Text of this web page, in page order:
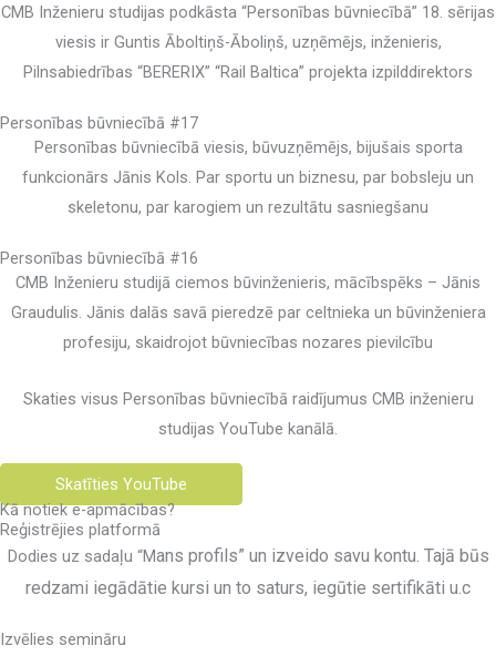
CMB Inženieru studijas podkāsta “Personības būvniecībā” 18. sērijas
viesis ir Guntis Āboltiņš-Āboliņš, uzņēmējs, inženieris,
Pilnsabiedrības “BERERIX” “Rail Baltica” projekta izpilddirektors
Personības būvniecībā #17
Personības būvniecībā viesis, būvuzņēmējs, bijušais sporta
funkcionārs Jānis Kols. Par sportu un biznesu, par bobsleju un
skeletonu, par karogiem un rezultātu sasniegšanu
Personības būvniecībā #16
CMB Inženieru studijā ciemos būvinženieris, mācībspēks – Jānis
Graudulis. Jānis dalās savā pieredzē par celtnieka un būvinženiera
profesiju, skaidrojot būvniecības nozares pievilcību
Skaties visus Personības būvniecībā raidījumus CMB inženieru
studijas YouTube kanālā.
Skatīties YouTube
Kā notiek e-apmācības?
Reģistrējies platformā
Dodies uz sadaļu “Mans profils” un izveido savu kontu. Tajā būs
redzami iegādātie kursi un to saturs, iegūtie sertifikāti u.c
Izvēlies semināru